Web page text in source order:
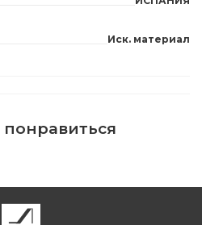
Иск. материал